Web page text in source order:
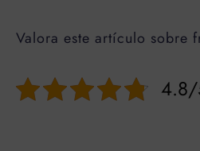
Valora este artículo sobre
4.8/